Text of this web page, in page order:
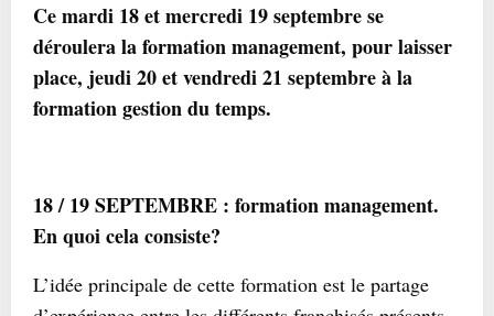
Ce mardi 18 et mercredi 19 septembre se
déroulera la formation management, pour laisser
place, jeudi 20 et vendredi 21 septembre à la
formation gestion du temps.
18 / 19 SEPTEMBRE : formation management.
En quoi cela consiste?
L’idée principale de cette formation est le partage